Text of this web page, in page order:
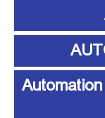
آموزش اتوماسیون صنعتی Automation